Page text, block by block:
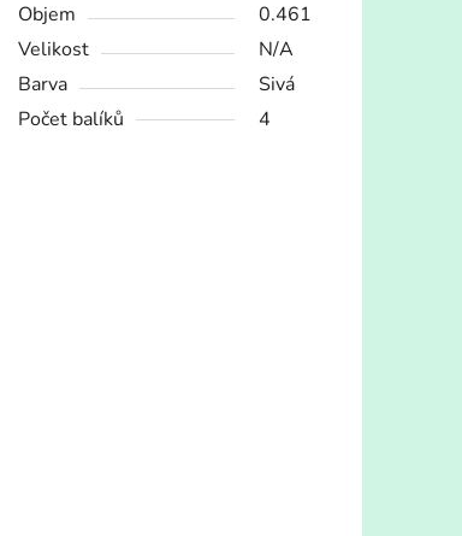
Objem
0.461
Velikost
N/A
Barva
Sivá
Počet balíků
4